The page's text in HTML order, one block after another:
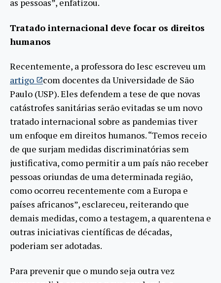
as pessoas”, enfatizou.
Tratado internacional deve focar os direitos
humanos
Recentemente, a professora do Iesc escreveu um
artigo
com docentes da Universidade de São
Paulo (USP). Eles defendem a tese de que novas
catástrofes sanitárias serão evitadas se um novo
tratado internacional sobre as pandemias tiver
um enfoque em direitos humanos. “Temos receio
de que surjam medidas discriminatórias sem
justificativa, como permitir a um país não receber
pessoas oriundas de uma determinada região,
como ocorreu recentemente com a Europa e
países africanos”, esclareceu, reiterando que
demais medidas, como a testagem, a quarentena e
outras iniciativas científicas de décadas,
poderiam ser adotadas.
Para prevenir que o mundo seja outra vez